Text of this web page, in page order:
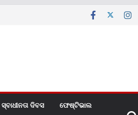
ସ୍ବାଧୀନତା ଦିବସ ଫେଷ୍ଟିଭାଲ